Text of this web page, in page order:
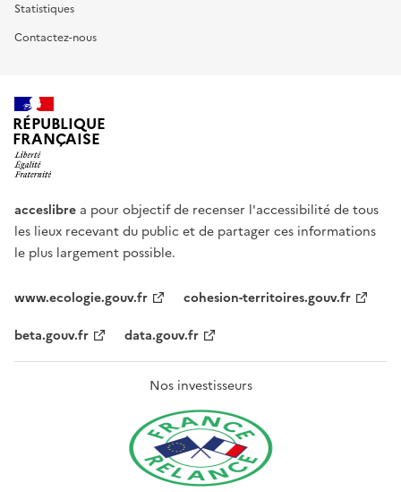
Statistiques
Contactez-nous
RÉPUBLIQUE
FRANÇAISE
acceslibre a pour objectif de recenser l'accessibilité de tous
les lieux recevant du public et de partager ces informations
le plus largement possible.
www.ecologie.gouv.fr
cohesion-territoires.gouv.fr
beta.gouv.fr
data.gouv.fr
Nos investisseurs